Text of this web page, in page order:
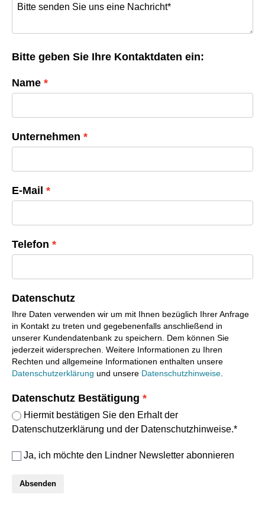
Bitte geben Sie Ihre Kontaktdaten ein:
Name
Unternehmen
E-Mail
Telefon
Datenschutz
Ihre Daten verwenden wir um mit Ihnen bezüglich Ihrer Anfrage
in Kontakt zu treten und gegebenenfalls anschließend in
unserer Kundendatenbank zu speichern. Dem können Sie
jederzeit widersprechen. Weitere Informationen zu Ihren
Rechten und allgemeine Informationen enthalten unsere
Datenschutzerklärung und unsere Datenschutzhinweise
Datenschutz Bestätigung
Hiermit bestätigen Sie den Erhalt der
Datenschutzerklärung und der Datenschutzhinweise.*
Ja, ich möchte den Lindner Newsletter abonnieren
Absenden